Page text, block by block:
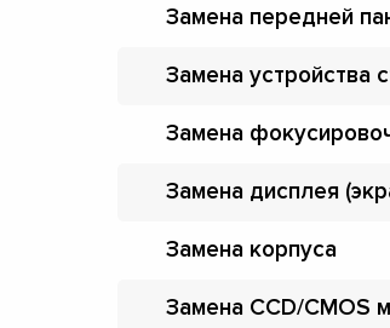
Замена передней
Замена устройства
Замена
Замена дисплея
Замена корпуса
Замена CCD/CMOS